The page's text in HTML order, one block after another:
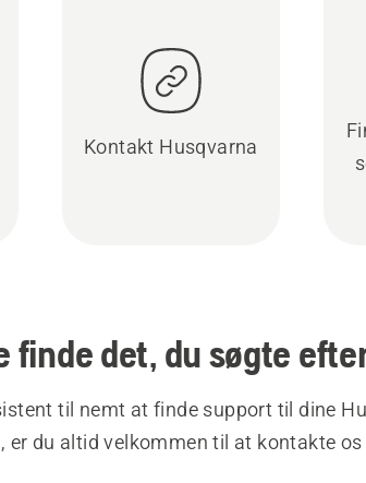
Kontakt Husqvarna
finde det, du søgte
til nemt at finde support til dine
er du altid velkommen til at kontakte